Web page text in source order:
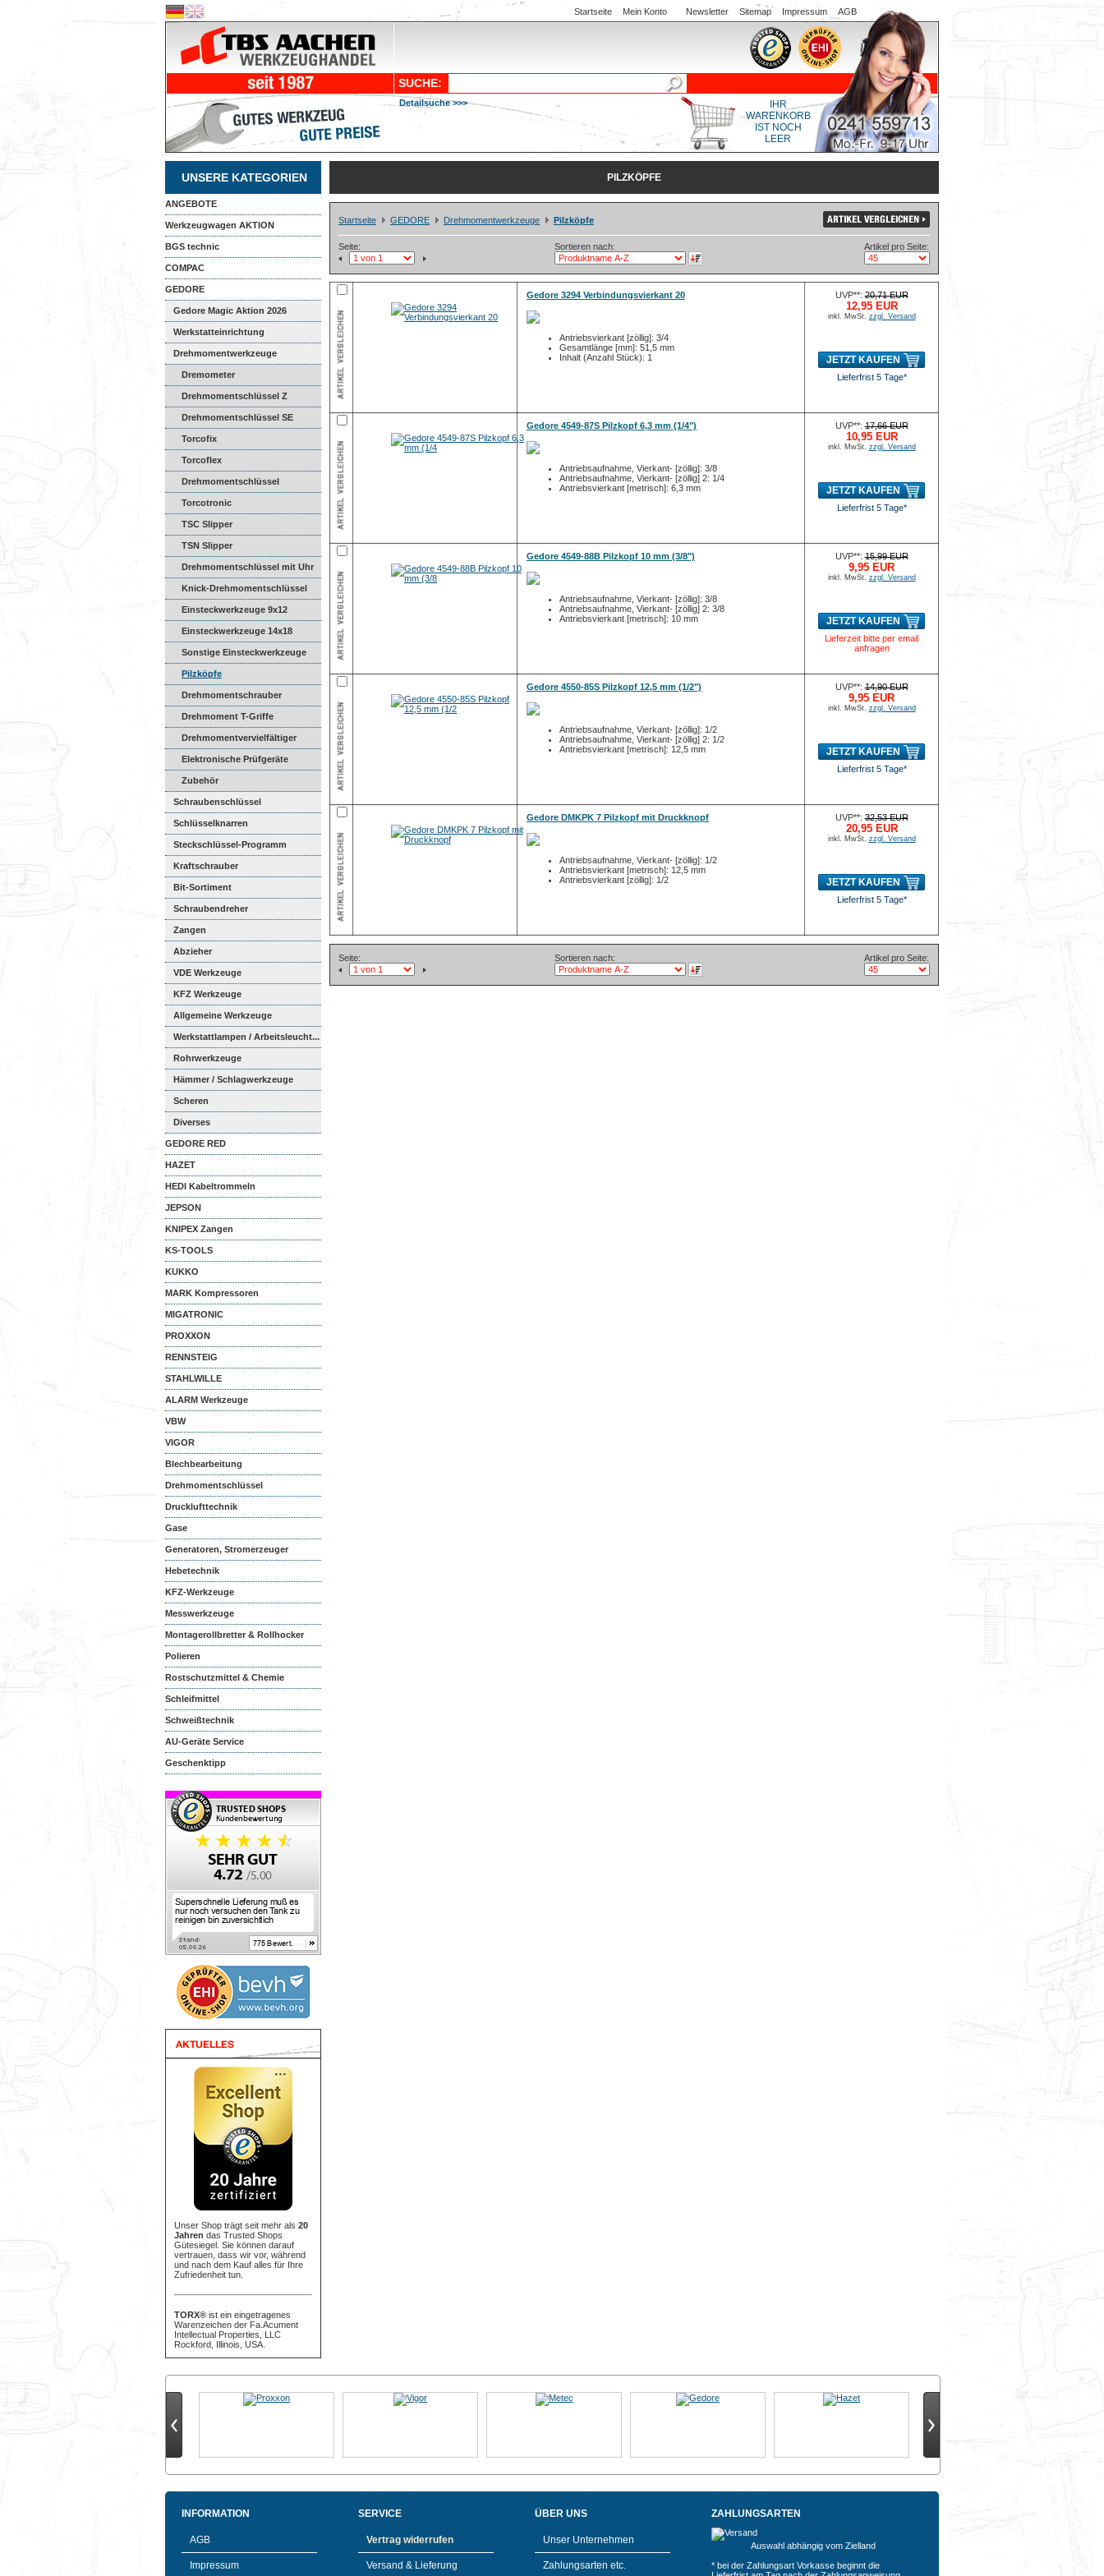
Startseite Mein Konto Newsletter Sitemap Impressum AGB
SUCHE:
Detailsuche >>>
IHR
WARENKORB
IST NOCH
LEER
UNSERE KATEGORIEN
ANGEBOTE
Werkzeugwagen AKTION
BGS technic
COMPAC
GEDORE
Gedore Magic Aktion 2026
Werkstatteinrichtung
Drehmomentwerkzeuge
Dremometer
Drehmomentschlüssel Z
Drehmomentschlüssel SE
Torcofix
Torcoflex
Drehmomentschlüssel
DREMASTER
Torcotronic
TSC Slipper
TSN Slipper
Drehmomentschlüssel mit Uhr
Knick-Drehmomentschlüssel
Einsteckwerkzeuge 9x12
Einsteckwerkzeuge 14x18
Sonstige Einsteckwerkzeuge
Pilzköpfe
Drehmomentschrauber
Drehmoment T-Griffe
Drehmomentvervielfältiger
Elektronische Prüfgeräte
Zubehör
Schraubenschlüssel
Schlüsselknarren
Steckschlüssel-Programm
Kraftschrauber
Bit-Sortiment
Schraubendreher
Zangen
Abzieher
VDE Werkzeuge
KFZ Werkzeuge
Allgemeine Werkzeuge
Werkstattlampen / Arbeitsleucht...
Rohrwerkzeuge
Hämmer / Schlagwerkzeuge
Scheren
Diverses
GEDORE RED
HAZET
HEDI Kabeltrommeln
JEPSON
KNIPEX Zangen
KS-TOOLS
KUKKO
MARK Kompressoren
MIGATRONIC
PROXXON
RENNSTEIG
STAHLWILLE
ALARM Werkzeuge
VBW
VIGOR
Blechbearbeitung
Drehmomentschlüssel
Drucklufttechnik
Gase
Generatoren, Stromerzeuger
Hebetechnik
KFZ-Werkzeuge
Messwerkzeuge
Montagerollbretter & Rollhocker
Polieren
Rostschutzmittel & Chemie
Schleifmittel
Schweißtechnik
AU-Geräte Service
Geschenktipp
Unser Shop trägt seit mehr als 20
Jahren das Trusted Shops
Gütesiegel. Sie können darauf
vertrauen, dass wir vor, während
und nach dem Kauf alles für Ihre
Zufriedenheit tun.
TORX® ist ein eingetragenes
Warenzeichen der Fa.Acument
Intellectual Properties, LLC
Rockford, Illinois, USA.
PILZKÖPFE
Startseite GEDORE Drehmomentwerkzeuge Pilzköpfe
Seite: Sortieren nach: Artikel pro Seite:
Gedore 3294 Verbindungsvierkant 20
Antriebsvierkant [zöllig]: 3/4
Gesamtlänge [mm]: 51,5 mm
Inhalt (Anzahl Stück): 1
UVP**:20,71 EUR
12,95 EUR
inkl. MwSt. zzgl. Versand
JETZT KAUFEN
Lieferfrist 5 Tage*
Gedore 4549-87S Pilzkopf 6,3 mm (1/4")
Antriebsaufnahme, Vierkant- [zöllig]: 3/8
Antriebsaufnahme, Vierkant- [zöllig] 2: 1/4
Antriebsvierkant [metrisch]: 6,3 mm
UVP**:17,66 EUR
10,95 EUR
inkl. MwSt. zzgl. Versand
JETZT KAUFEN
Lieferfrist 5 Tage*
Gedore 4549-88B Pilzkopf 10 mm (3/8")
Antriebsaufnahme, Vierkant- [zöllig]: 3/8
Antriebsaufnahme, Vierkant- [zöllig] 2: 3/8
Antriebsvierkant [metrisch]: 10 mm
UVP**:15,99 EUR
9,95 EUR
inkl. MwSt. zzgl. Versand
JETZT KAUFEN
Lieferzeit bitte per email
anfragen
Gedore 4550-85S Pilzkopf 12,5 mm (1/2")
Antriebsaufnahme, Vierkant- [zöllig]: 1/2
Antriebsaufnahme, Vierkant- [zöllig] 2: 1/2
Antriebsvierkant [metrisch]: 12,5 mm
UVP**:14,90 EUR
9,95 EUR
inkl. MwSt. zzgl. Versand
JETZT KAUFEN
Lieferfrist 5 Tage*
Gedore DMKPK 7 Pilzkopf mit Druckknopf
Antriebsaufnahme, Vierkant- [zöllig]: 1/2
Antriebsvierkant [metrisch]: 12,5 mm
Antriebsvierkant [zöllig]: 1/2
UVP**:32,53 EUR
20,95 EUR
inkl. MwSt. zzgl. Versand
JETZT KAUFEN
Lieferfrist 5 Tage*
Seite: Sortieren nach: Artikel pro Seite:
INFORMATION
AGB
Impressum
SERVICE
Vertrag widerrufen
Versand & Lieferung
ÜBER UNS
Unser Unternehmen
Zahlungsarten etc.
ZAHLUNGSARTEN
Auswahl abhängig vom Zielland
* bei der Zahlungsart Vorkasse beginnt die